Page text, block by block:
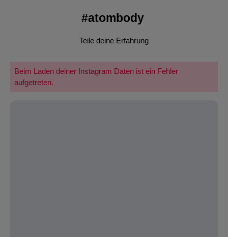
#atombody
Teile deine Erfahrung
Beim Laden deiner Instagram Daten ist ein Fehler
aufgetreten.